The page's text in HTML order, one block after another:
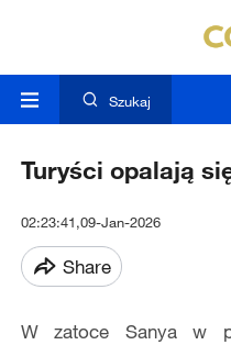
Szukaj
Turyści opalają
02:23:41,09-Jan-2026
Share
W zatoce Sanya w